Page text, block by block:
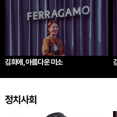
김희애, 아름다운 미소
정치사회